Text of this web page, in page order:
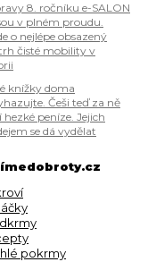
8. ročníku e-SALON
v plném proudu.
o nejlépe obsazený
čisté mobility v
knížky doma
Češi teď za ně
hezké peníze. Jejich
se dá vydělat
pokrmy